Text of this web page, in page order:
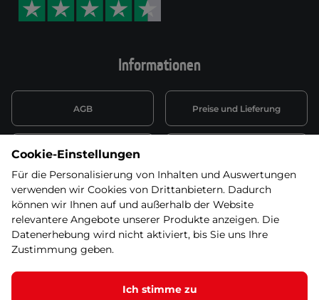
Informationen
AGB Preise und Lieferung
Datenschutzerklärung
Wiederufsbelehrung mit Link
zum Formular
Batterieentsorgung
Informationen zu Elektro-
und Elektonikgeräten
Widerruf erklären
Cookie-Einstellungen
Für die Personalisierung von Inhalten und Auswertungen
verwenden wir Cookies von Drittanbietern. Dadurch
können wir Ihnen auf und außerhalb der Website
relevantere Angebote unserer Produkte anzeigen. Die
Datenerhebung wird nicht aktiviert, bis Sie uns Ihre
Zustimmung geben.
Ich stimme zu